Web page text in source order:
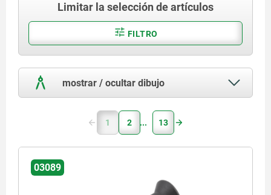
Casquillo roscado y clavija de
bloqueo 1.4305.
Botón de maniobra
termoplástico.
Botón de maniobra gris
negruzco RAL7021.
Limitar la selección de artículos
FILTRO
mostrar / ocultar dibujo
1 2 13
03089